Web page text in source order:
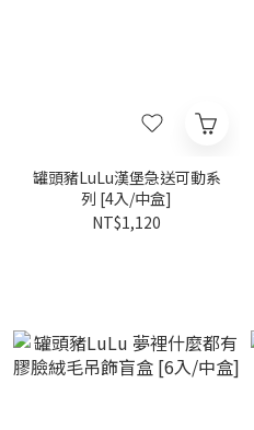
罐頭豬LuLu漢堡急送可動系
列 [4入/中盒]
NT$1,120